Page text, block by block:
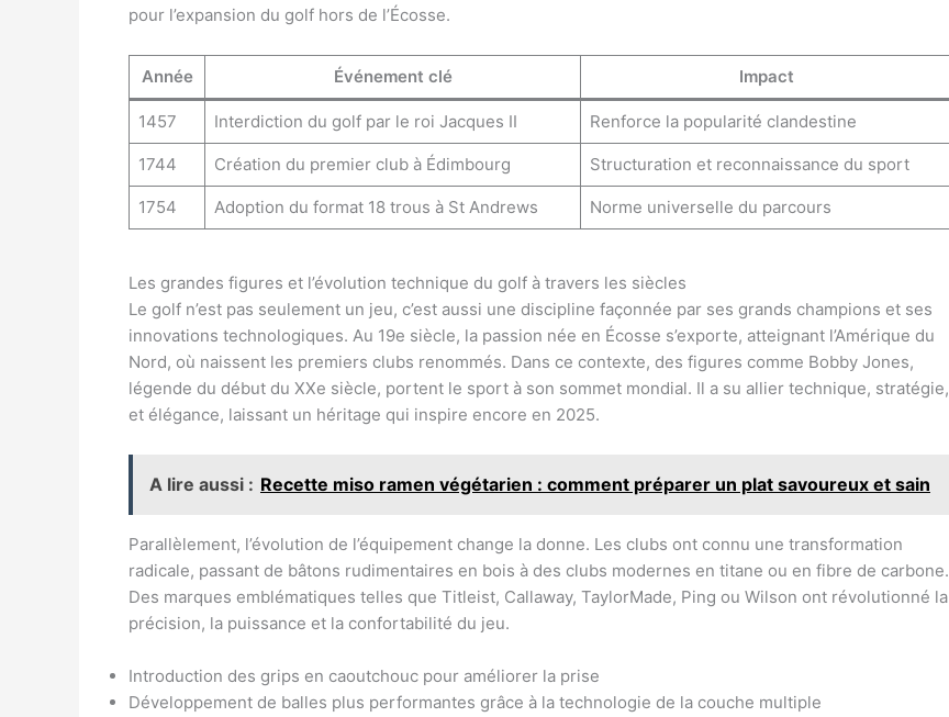
pour l’expansion du golf hors de l’Écosse.
Année Événement clé Impact
1457 Interdiction du golf par le roi Jacques II Renforce la popularité clandestine
1744 Création du premier club à Édimbourg Structuration et reconnaissance du sport
1754 Adoption du format 18 trous à St Andrews Norme universelle du parcours
Les grandes figures et l’évolution technique du golf à travers les siècles
Le golf n’est pas seulement un jeu, c’est aussi une discipline façonnée par ses grands champions et ses
innovations technologiques. Au 19e siècle, la passion née en Écosse s’exporte, atteignant l’Amérique du
Nord, où naissent les premiers clubs renommés. Dans ce contexte, des figures comme Bobby Jones,
légende du début du XXe siècle, portent le sport à son sommet mondial. Il a su allier technique, stratégie,
et élégance, laissant un héritage qui inspire encore en 2025.
A lire aussi : Recette miso ramen végétarien : comment préparer un plat savoureux et sain
Parallèlement, l’évolution de l’équipement change la donne. Les clubs ont connu une transformation
radicale, passant de bâtons rudimentaires en bois à des clubs modernes en titane ou en fibre de carbone.
Des marques emblématiques telles que Titleist, Callaway, TaylorMade, Ping ou Wilson ont révolutionné la
précision, la puissance et la confortabilité du jeu.
Introduction des grips en caoutchouc pour améliorer la prise
Développement de balles plus performantes grâce à la technologie de la couche multiple